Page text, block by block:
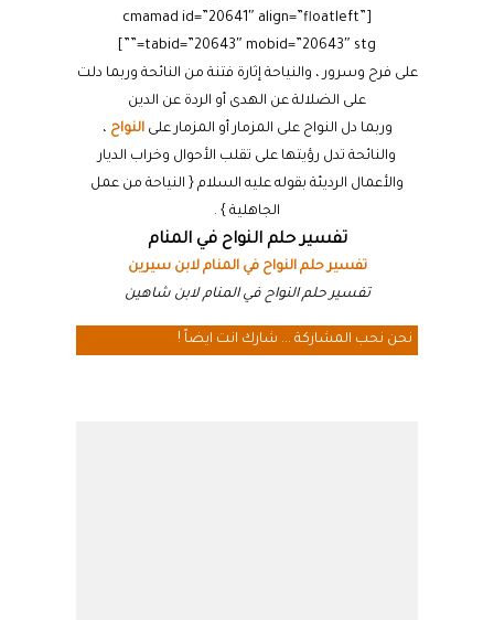
[cmamad id=”20641″ align=”floatleft”
tabid=”20643″ mobid=”20643″ stg=””]
على فرح وسرور ، والنياحة إثارة فتنة من النائحة وربما دلت
على الضلالة عن الهدى أو الردة عن الدين
وربما دل النواح على المزمار أو المزمار علىالنواح ،
والنائحة تدل رؤيتها على تقلب الأحوال وخراب الديار
والأعمال الرديئة بقوله عليه السلام { النياحة من عمل
الجاهلية } .
تفسير حلم النواح في المنام
تفسير حلم النواح في المنام لابن سيرين
تفسير حلم النواح في المنام لابن شاهين
نحن نحب المشاركة ... شارك انت ايضاً !